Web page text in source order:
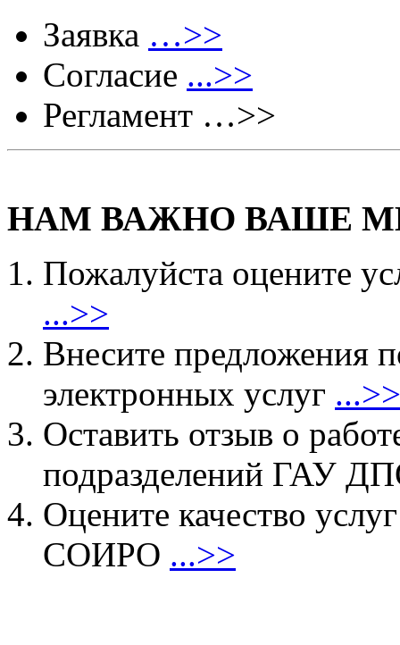
Заявка …>>
Согласие ...>>
Регламент …>>
НАМ ВАЖНО ВАШЕ
Пожалуйста оцените
...>>
Внесите предложения
электронных услуг ...>>
Оставить отзыв о
подразделений ГАУ
Оцените качество
СОИРО ...>>